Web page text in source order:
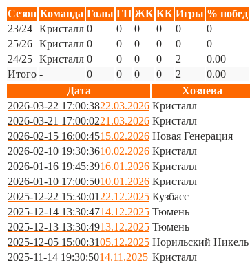
Сезон Команда Голы ГП ЖК КК Игры % побед
23/24 Кристалл 0 0 0 0 0 0
25/26 Кристалл 0 0 0 0 0 0
24/25 Кристалл 0 0 0 0 2 0.00
Итого - 0 0 0 0 2 0.00
Дата
Хозяева
2026-03-22 17:00:3822.03.2026 Кристалл
2026-03-21 17:00:0221.03.2026 Кристалл
2026-02-15 16:00:4515.02.2026 Новая Генерация
2026-02-10 19:30:3610.02.2026 Кристалл
2026-01-16 19:45:3916.01.2026 Кристалл
2026-01-10 17:00:5010.01.2026 Кристалл
2025-12-22 15:30:01 22.12.2025 Кузбасс
2025-12-14 13:30:4714.12.2025 Тюмень
2025-12-13 13:30:4913.12.2025 Тюмень
2025-12-05 15:00:3105.12.2025 Норильский Никель
2025-11-14 19:30:5014.11.2025 Кристалл